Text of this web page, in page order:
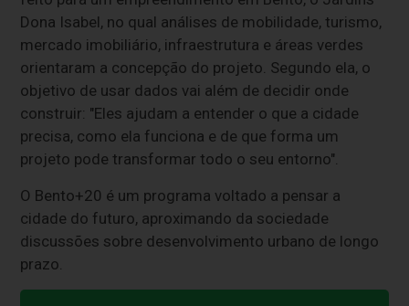
Dona Isabel, no qual análises de mobilidade, turismo,
mercado imobiliário, infraestrutura e áreas verdes
orientaram a concepção do projeto. Segundo ela, o
objetivo de usar dados vai além de decidir onde
construir: "Eles ajudam a entender o que a cidade
precisa, como ela funciona e de que forma um
projeto pode transformar todo o seu entorno".
O Bento+20 é um programa voltado a pensar a
cidade do futuro, aproximando da sociedade
discussões sobre desenvolvimento urbano de longo
prazo.